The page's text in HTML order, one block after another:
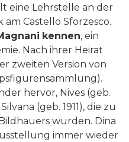
eine Lehrstelle an der
Castello Sforzesco.
kennen, ein
Nach ihrer Heirat
zweiten Version von
hervor, Nives (geb.
(geb. 1911), die zu
wurden. Dina
immer wieder